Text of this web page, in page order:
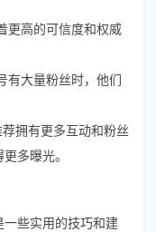
更高的可信度和权威
有大量粉丝时，他们
拥有更多互动和粉丝
多曝光。
些实用的技巧和建